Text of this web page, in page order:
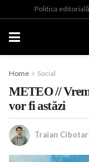
Politica editorială
Home Social
METEO //
vor fi astăzi
Traian